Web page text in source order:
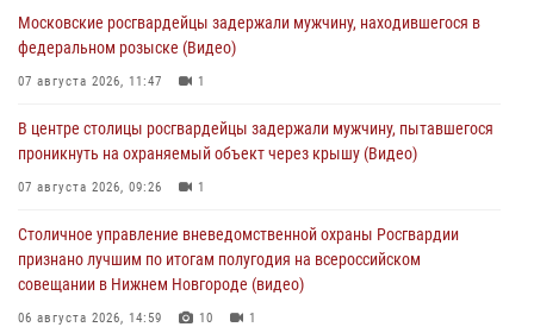
Московские росгвардейцы задержали мужчину, находившегося в
федеральном розыске (Видео)
07 августа 2026, 11:47 1
В центре столицы росгвардейцы задержали мужчину, пытавшегося
проникнуть на охраняемый объект через крышу (Видео)
07 августа 2026, 09:26 1
Столичное управление вневедомственной охраны Росгвардии
признано лучшим по итогам полугодия на всероссийском
совещании в Нижнем Новгороде (видео)
06 августа 2026, 14:59 10 1